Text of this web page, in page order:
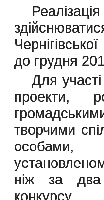
до грудня
Для
проекти,
творчими
особами,
ніж за
конкурсу.